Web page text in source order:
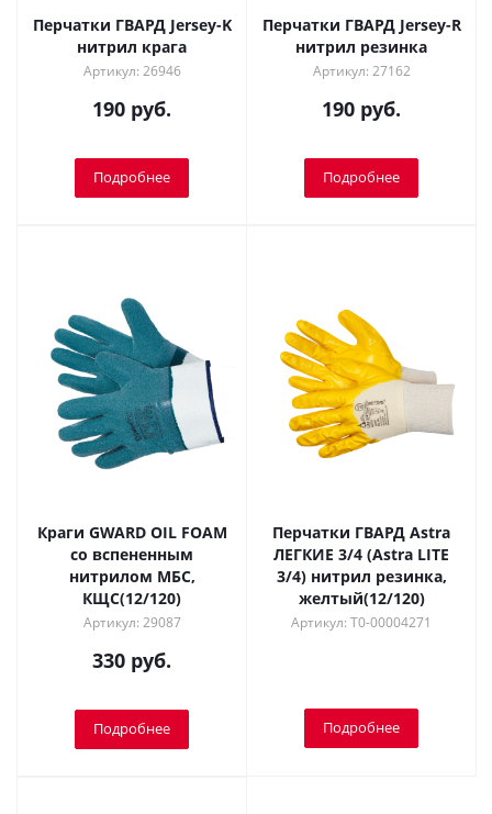
Перчатки ГВАРД Jersey-K
нитрил крага
Артикул: 26946
190 руб.
Подробнее
Перчатки ГВАРД Jersey-R
нитрил резинка
Артикул: 27162
190 руб.
Подробнее
Краги GWARD OIL FOAM
со вспененным
нитрилом МБС,
КЩС(12/120)
Артикул: 29087
330 руб.
Подробнее
Перчатки ГВАРД Astra
ЛЕГКИЕ 3/4 (Astra LITE
3/4) нитрил резинка,
желтый(12/120)
Артикул: Т0-00004271
Подробнее